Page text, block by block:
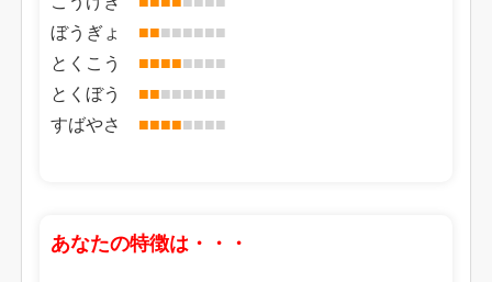
ぼうぎょ ■■■■■■■■
とくこう ■■■■■■■■
とくぼう ■■■■■■■■
すばやさ ■■■■■■■■
あなたの特徴は・・・